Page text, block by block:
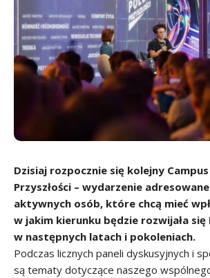
Dzisiaj rozpocznie się kolejny
Przyszłości – wydarzenie
aktywnych osób, które chcą mieć
w jakim kierunku będzie rozwijała się
w następnych latach i pokoleniach.
Podczas licznych paneli dyskusyjnych i
są tematy dotyczące naszego